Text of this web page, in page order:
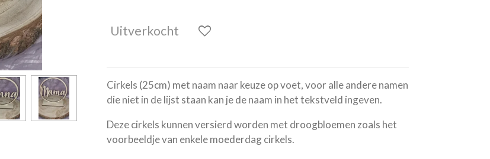
Uitverkocht
Cirkels (25cm) met naam naar keuze op voet, voor alle andere namen
die niet in de lijst staan kan je de naam in het tekstveld ingeven.
Deze cirkels kunnen versierd worden met droogbloemen zoals het
voorbeeldje van enkele moederdag cirkels.